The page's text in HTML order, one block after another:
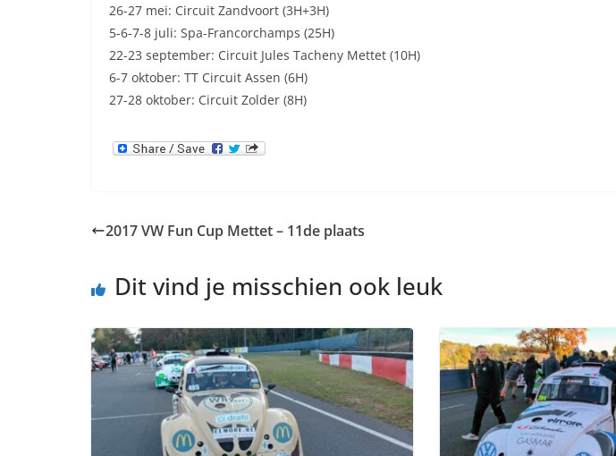
26-27 mei: Circuit Zandvoort (3H+3H)
5-6-7-8 juli: Spa-Francorchamps (25H)
22-23 september: Circuit Jules Tacheny Mettet (10H)
6-7 oktober: TT Circuit Assen (6H)
27-28 oktober: Circuit Zolder (8H)
2017 VW Fun Cup Mettet – 11de plaats
Dit vind je misschien ook leuk